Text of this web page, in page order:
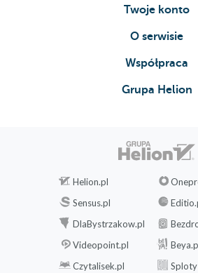
Twoje konto
O serwisie
Współpraca
Grupa Helion
Helion.pl
Sensus.pl
DlaBystrzakow.pl
Videopoint.pl
Czytalisek.pl
Sploty